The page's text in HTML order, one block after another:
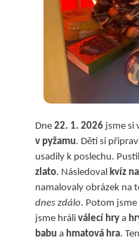
Dne 22. 1. 2026 jsme si
v pyžamu. Děti si
usadily k poslechu.
zlato. Následoval kvíz
namalovaly obrázek na
dnes zdálo. Potom
jsme hráli válecí hry a
babu a hmatová hra.